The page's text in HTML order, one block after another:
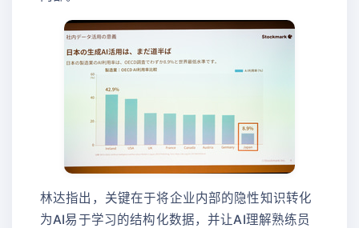
林达指出，关键在于将企业内部的隐性知识转化
为AI易于学习的结构化数据，并让AI理解熟练员